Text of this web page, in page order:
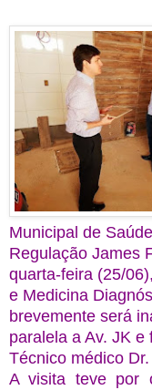
Municipal de
Regulação James
quarta-feira (25/
e Medicina
brevemente será
paralela a Av. JK
Técnico médico
A visita teve por